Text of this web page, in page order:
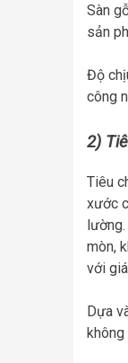
Sàn
sản
Độ
công
2)
Tiêu
xước
mòn,
với
Dựa
không